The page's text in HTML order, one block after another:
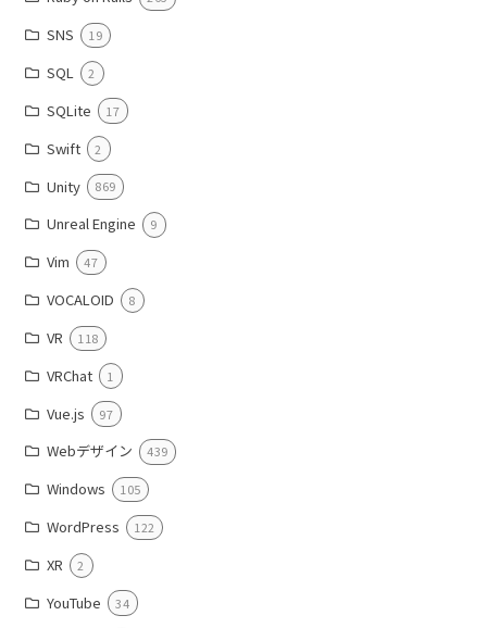
SNS 19
SQL 2
SQLite 17
Swift 2
Unity 869
Unreal Engine 9
Vim 47
VOCALOID 8
VR 118
VRChat 1
Vue.js 97
Webデザイン 439
Windows 105
WordPress 122
XR 2
YouTube 34